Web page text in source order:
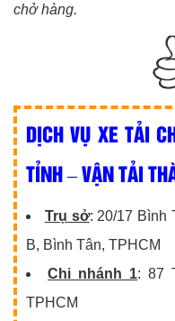
chở hàng.
DỊCH VỤ XE TẢI
TỈNH – VẬN TẢI
Trụ sở: 20/17 Bình
B, Bình Tân, TPHCM
Chi nhánh 1: 87
TPHCM